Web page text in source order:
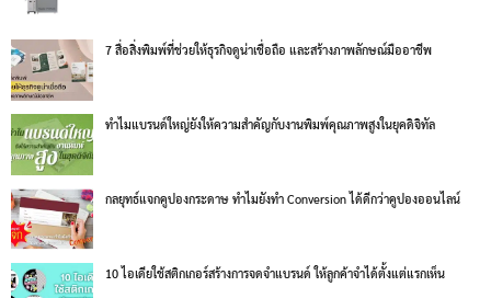
7 สื่อสิ่งพิมพ์ที่ช่วยให้ธุรกิจดูน่าเชื่อถือ และสร้างภาพลักษณ์มืออาชีพ
ทำไมแบรนด์ใหญ่ยังให้ความสำคัญกับงานพิมพ์คุณภาพสูงในยุคดิจิทัล
กลยุทธ์แจกคูปองกระดาษ ทำไมยังทำ Conversion ได้ดีกว่าคูปองออนไลน์
10 ไอเดียใช้สติกเกอร์สร้างการจดจำแบรนด์ ให้ลูกค้าจำได้ตั้งแต่แรกเห็น